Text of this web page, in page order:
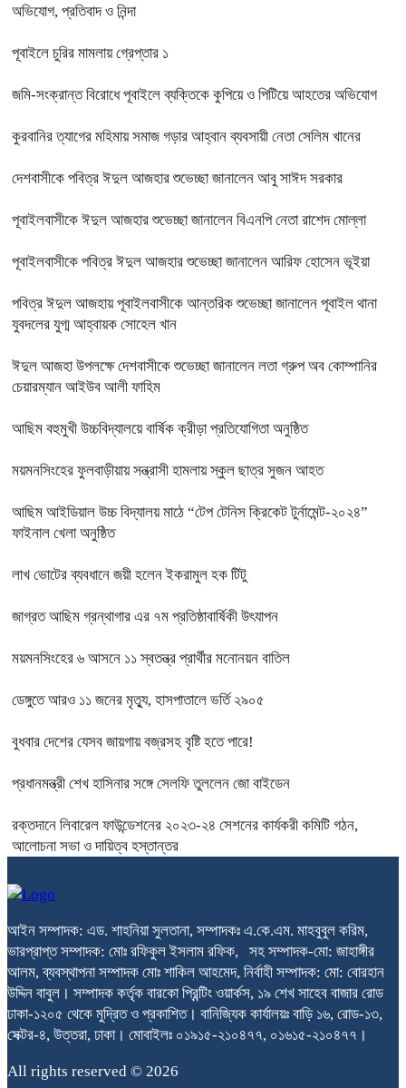
অভিযোগ, প্রতিবাদ ও নিন্দা
পূবাইলে চুরির মামলায় গ্রেপ্তার ১
জমি-সংক্রান্ত বিরোধে পূবাইলে ব্যক্তিকে কুপিয়ে ও পিটিয়ে আহতের অভিযোগ
কুরবানির ত্যাগের মহিমায় সমাজ গড়ার আহ্বান ব্যবসায়ী নেতা সেলিম খানের
দেশবাসীকে পবিত্র ঈদুল আজহার শুভেচ্ছা জানালেন আবু সাঈদ সরকার
পূবাইলবাসীকে ঈদুল আজহার শুভেচ্ছা জানালেন বিএনপি নেতা রাশেদ মোল্লা
পূবাইলবাসীকে পবিত্র ঈদুল আজহার শুভেচ্ছা জানালেন আরিফ হোসেন ভূইয়া
পবিত্র ঈদুল আজহায় পূবাইলবাসীকে আন্তরিক শুভেচ্ছা জানালেন পূবাইল থানা
যুবদলের যুগ্ম আহ্বায়ক সোহেল খান
ঈদুল আজহা উপলক্ষে দেশবাসীকে শুভেচ্ছা জানালেন লতা গ্রুপ অব কোম্পানির
চেয়ারম্যান আইউব আলী ফাহিম
আছিম বহুমুখী উচ্চবিদ্যালয়ে বার্ষিক ক্রীড়া প্রতিযোগিতা অনুষ্ঠিত
ময়মনসিংহের ফুলবাড়ীয়ায় সন্ত্রাসী হামলায় স্কুল ছাত্র সুজন আহত
আছিম আইডিয়াল উচ্চ বিদ্যালয় মাঠে “টেপ টেনিস ক্রিকেট টুর্নামেন্ট-২০২৪”
ফাইনাল খেলা অনুষ্ঠিত
লাখ ভোটের ব্যবধানে জয়ী হলেন ইকরামুল হক টিটু
জাগ্রত আছিম গ্রন্থাগার এর ৭ম প্রতিষ্ঠাবার্ষিকী উৎযাপন
ময়মনসিংহের ৬ আসনে ১১ স্বতন্ত্র প্রার্থীর মনোনয়ন বাতিল
ডেঙ্গুতে আরও ১১ জনের মৃত্যু, হাসপাতালে ভর্তি ২৯০৫
বুধবার দেশের যেসব জায়গায় বজ্রসহ বৃষ্টি হতে পারে!
প্রধানমন্ত্রী শেখ হাসিনার সঙ্গে সেলফি তুললেন জো বাইডেন
রক্তদানে লিবারেল ফাউন্ডেশনের ২০২৩-২৪ সেশনের কার্যকরী কমিটি গঠন,
আলোচনা সভা ও দায়িত্ব হস্তান্তর
আইন সম্পাদক: এড. শাহনিয়া সুলতানা, সম্পাদকঃ এ.কে.এম. মাহবুবুল করিম,
ভারপ্রাপ্ত সম্পাদক: মোঃ রফিকুল ইসলাম রফিক, সহ সম্পাদক-মো: জাহাঙ্গীর
আলম, ব্যবস্থাপনা সম্পাদক মোঃ শাকিল আহমেদ, নির্বাহী সম্পাদক: মো: বোরহান
উদ্দিন বাবুল। সম্পাদক কর্তৃক বারকো প্রিন্টিং ওয়ার্কস, ১৯ শেখ সাহেব বাজার রোড
ঢাকা-১২০৫ থেকে মুদ্রিত ও প্রকাশিত। বানিজ্যিক কার্যালয়ঃ বাড়ি ১৬, রোড-১৩,
সেক্টর-৪, উত্তরা, ঢাকা। মোবাইলঃ ০১৯১৫-২১০৪৭৭, ০১৬১৫-২১০৪৭৭।
All rights reserved © 2026